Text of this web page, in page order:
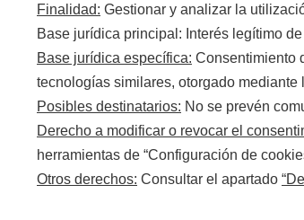
Finalidad: Gestionar y analizar la
Base jurídica principal: Interés legítimo
Base jurídica específica: Consentimiento
tecnologías similares, otorgado
Posibles destinatarios: No se prevén
Derecho a modificar o revocar el
herramientas de “Configuración de
Otros derechos: Consultar el apartado